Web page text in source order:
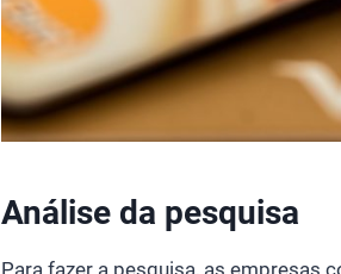
Análise da pesquisa
Para fazer a pesquisa, as empresas